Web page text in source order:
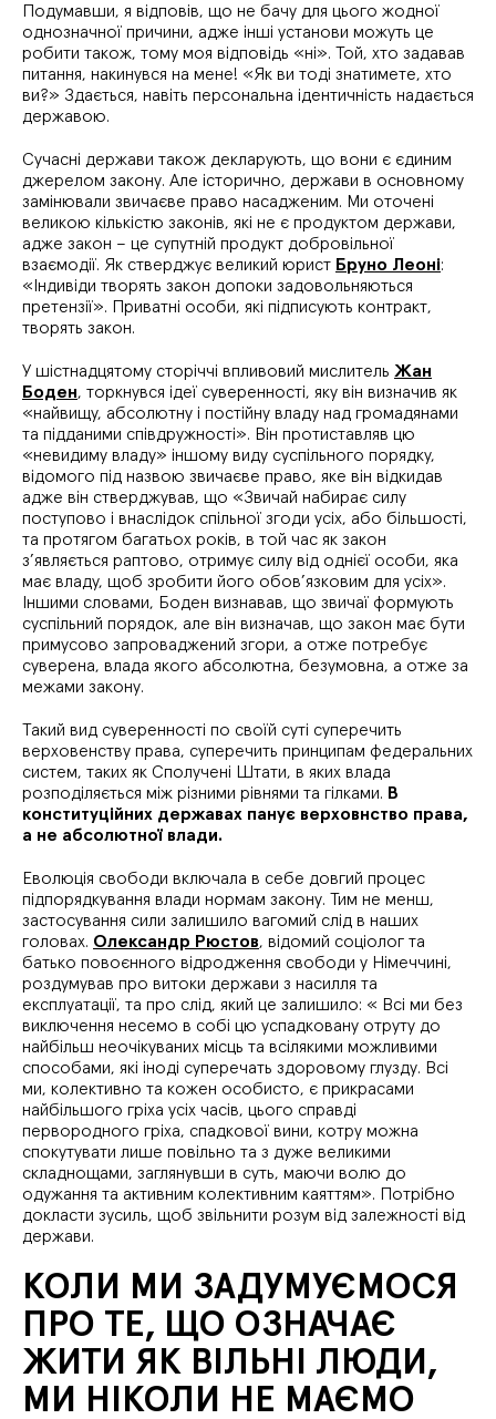
Подумавши, я відповів, що не бачу для цього жодної
однозначної причини, адже інші установи можуть це
робити також, тому моя відповідь «ні». Той, хто задавав
питання, накинувся на мене! «Як ви тоді знатимете, хто
ви?» Здається, навіть персональна ідентичність надається
державою.
Сучасні держави також декларують, що вони є єдиним
джерелом закону. Але історично, держави в основному
замінювали звичаєве право насадженим. Ми оточені
великою кількістю законів, які не є продуктом держави,
адже закон – це супутній продукт добровільної
взаємодії. Як стверджує великий юрист Бруно Леоні:
«Індивіди творять закон допоки задовольняються
претензії». Приватні особи, які підписують контракт,
творять закон.
У шістнадцятому сторіччі впливовий мислитель Жан
Боден, торкнувся ідеї суверенності, яку він визначив як
«найвищу, абсолютну і постійну владу над громадянами
та підданими співдружності». Він протиставляв цю
«невидиму владу» іншому виду суспільного порядку,
відомого під назвою звичаєве право, яке він відкидав
адже він стверджував, що «Звичай набирає силу
поступово і внаслідок спільної згоди усіх, або більшості,
та протягом багатьох років, в той час як закон
з’являється раптово, отримує силу від однієї особи, яка
має владу, щоб зробити його обов’язковим для усіх».
Іншими словами, Боден визнавав, що звичаї формують
суспільний порядок, але він визначав, що закон має бути
примусово запроваджений згори, а отже потребує
суверена, влада якого абсолютна, безумовна, а отже за
межами закону.
Такий вид суверенності по своїй суті суперечить
верховенству права, суперечить принципам федеральних
систем, таких як Сполучені Штати, в яких влада
розподіляється між різними рівнями та гілками. В
конституційних державах панує верховнство права,
а не абсолютної влади.
Еволюція свободи включала в себе довгий процес
підпорядкування влади нормам закону. Тим не менш,
застосування сили залишило вагомий слід в наших
головах. Олександр Рюстов, відомий соціолог та
батько повоєнного відродження свободи у Німеччині,
роздумував про витоки держави з насилля та
експлуатації, та про слід, який це залишило: « Всі ми без
виключення несемо в собі цю успадковану отруту до
найбільш неочікуваних місць та всілякими можливими
способами, які іноді суперечать здоровому глузду. Всі
ми, колективно та кожен особисто, є прикрасами
найбільшого гріха усіх часів, цього справді
первородного гріха, спадкової вини, котру можна
спокутувати лише повільно та з дуже великими
складнощами, заглянувши в суть, маючи волю до
одужання та активним колективним каяттям». Потрібно
докласти зусиль, щоб звільнити розум від залежності від
держави.
КОЛИ МИ ЗАДУМУЄМОСЯ
ПРО ТЕ, ЩО ОЗНАЧАЄ
ЖИТИ ЯК ВІЛЬНІ ЛЮДИ,
МИ НІКОЛИ НЕ МАЄМО